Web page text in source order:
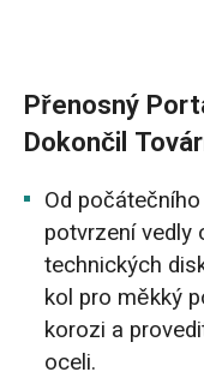
Přenosný
Dokončil
Od
potvrzení vedly
technických
kol pro měkký
korozi a
oceli.